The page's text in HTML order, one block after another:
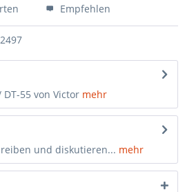
Empfehlen
DT-55 von Victor mehr
und diskutieren... mehr